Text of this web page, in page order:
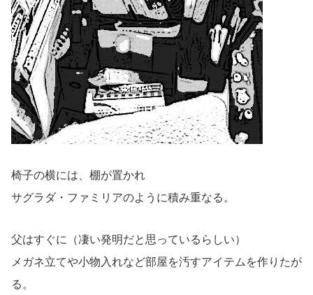
椅子の横には、棚が置かれ
サグラダ・ファミリアのように積み重なる。
父はすぐに（凄い発明だと思っているらしい）
メガネ立てや小物入れなど部屋を汚すアイテムを作りたが
る。